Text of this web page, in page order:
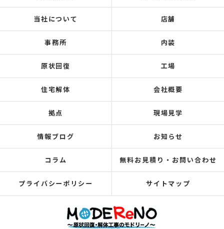
当社について 店舗
事務所 内装
原状回復 工場
住宅解体 会社概要
拠点 現場見学
情報ブログ お知らせ
コラム 無料お見積り・お問い合わせ
プライバシーポリシー サイトマップ